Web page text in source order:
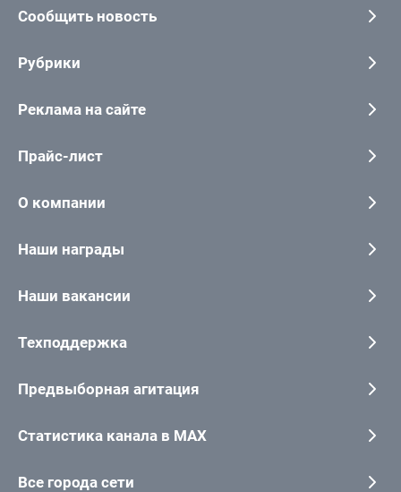
Сообщить новость
Рубрики
Реклама на сайте
Прайс-лист
О компании
Наши награды
Наши вакансии
Техподдержка
Предвыборная агитация
Статистика канала в MAX
Все города сети